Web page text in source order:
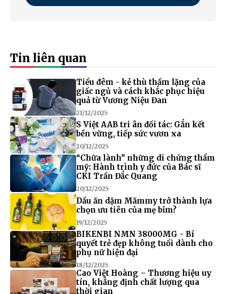
Tin liên quan
Tiểu đêm - kẻ thù thầm lặng của
giấc ngủ và cách khắc phục hiệu
quả từ Vương Niệu Đan
21/12/2025
S Việt AAB tri ân đối tác: Gắn kết
bền vững, tiếp sức vươn xa
20/12/2025
“Chữa lành” những di chứng thẩm
mỹ: Hành trình y đức của Bác sĩ
CKI Trần Đắc Quang
20/12/2025
Dầu ăn dặm Mămmy trở thành lựa
chọn ưu tiên của mẹ bỉm?
19/12/2025
BIKENBI NMN 38000MG - Bí
quyết trẻ đẹp không tuổi dành cho
phụ nữ hiện đại
18/12/2025
Cao Việt Hoàng – Thương hiệu uy
tín, khẳng định chất lượng qua
thời gian